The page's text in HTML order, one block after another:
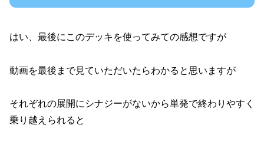
はい、最後にこのデッキを使ってみての感想ですが
動画を最後まで見ていただいたらわかると思いますが
それぞれの展開にシナジーがないから単発で終わりやすく
乗り越えられると